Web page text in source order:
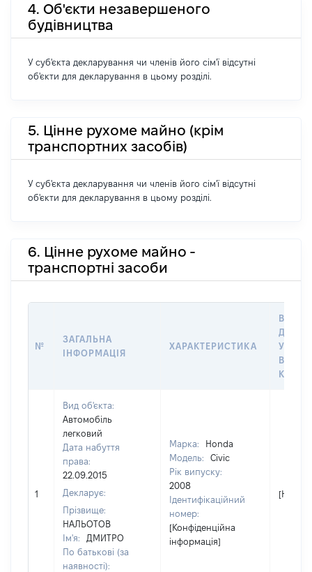
4. Об'єкти незавершеного
будівництва
У суб'єкта декларування чи членів його сім'ї відсутні
об'єкти для декларування в цьому розділі.
5. Цінне рухоме майно (крім
транспортних засобів)
У суб'єкта декларування чи членів його сім'ї відсутні
об'єкти для декларування в цьому розділі.
6. Цінне рухоме майно -
транспортні засоби
№
ЗАГАЛЬНА
ІНФОРМАЦІЯ
ХАРАКТЕРИСТИКА
ДАТУ
У
1
Вид об'єкта:
Автомобіль
легковий
Дата набуття
права:
22.09.2015
Декларує:
Прізвище:
НАЛЬОТОВ
Ім'я:
ДМИТРО
По батькові (за
наявності):
Марка:
Honda
Модель:
Civic
Рік випуску:
2008
Ідентифікаційний
номер:
[Конфіденційна
інформація]
[Не